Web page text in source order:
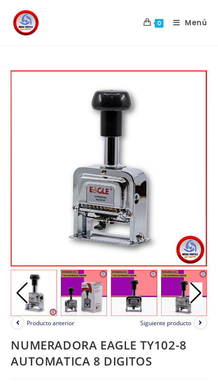
0 Menú
Producto anterior Siguiente producto
NUMERADORA EAGLE TY102-8
AUTOMATICA 8 DIGITOS